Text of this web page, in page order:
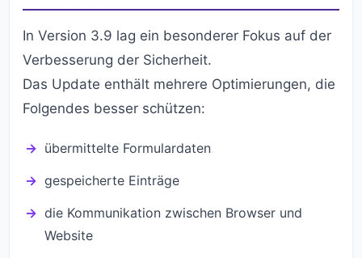
In Version 3.9 lag ein besonderer Fokus auf der
Verbesserung der Sicherheit.
Das Update enthält mehrere Optimierungen, die
Folgendes besser schützen:
übermittelte Formulardaten
gespeicherte Einträge
die Kommunikation zwischen Browser und
Website